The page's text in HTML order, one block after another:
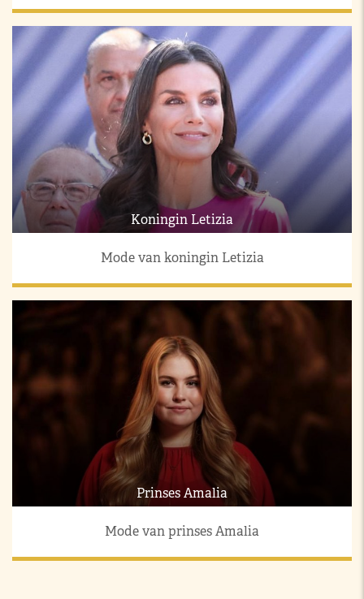
Koningin Letizia
Mode van koningin Letizia
Prinses Amalia
Mode van prinses Amalia